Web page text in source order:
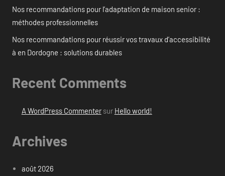
Nos recommandations pour l’adaptation de maison senior :
méthodes professionnelles
Nos recommandations pour réussir vos travaux d’accessibilité
à en Dordogne : solutions durables
Recent Comments
A WordPress Commentersur Hello world!
Archives
août 2026